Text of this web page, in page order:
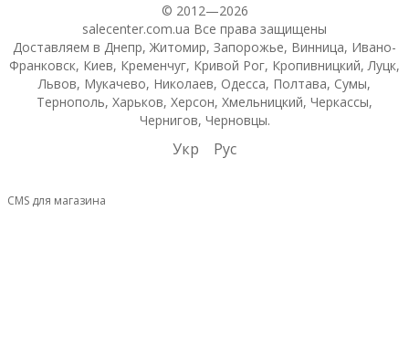
© 2012—2026
salecenter.com.ua Все права защищены
Доставляем в Днепр, Житомир, Запорожье, Винница, Ивано-
Франковск, Киев, Кременчуг, Кривой Рог, Кропивницкий, Луцк,
Львов, Мукачево, Николаев, Одесса, Полтава, Сумы,
Тернополь, Харьков, Херсон, Хмельницкий, Черкассы,
Чернигов, Черновцы.
Укр Рус
CMS для магазина